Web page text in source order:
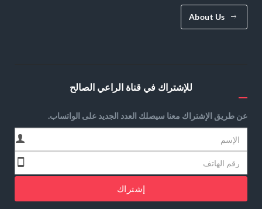
About Us
للإشتراك في قناة الراعي الصالح
عن طريق الإشتراك معنا سيصلك العدد الجديد على الواتساب.
إشتراك